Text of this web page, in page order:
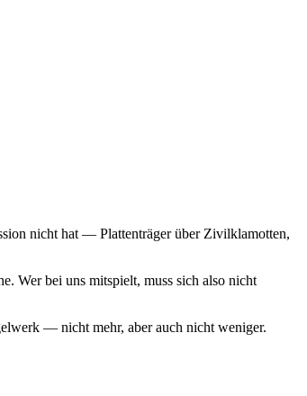
nicht hat — Plattenträger über Zivilklamotten,
Wer bei uns mitspielt, muss sich also nicht
— nicht mehr, aber auch nicht weniger.